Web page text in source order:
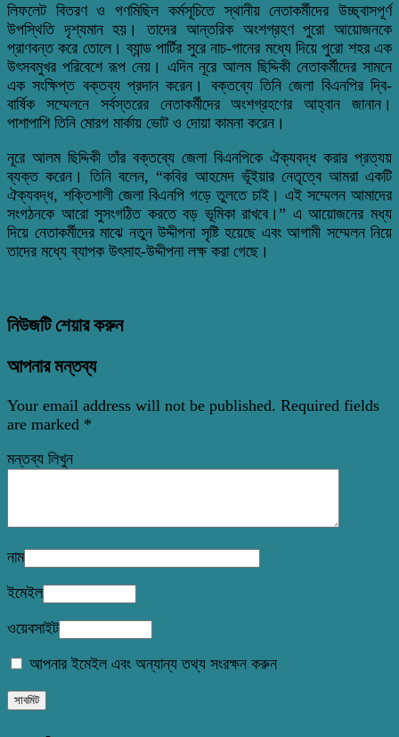
লিফলেট বিতরণ ও গণমিছিল কর্মসূচিতে স্থানীয় নেতাকর্মীদের উচ্ছ্বাসপূর্ণ
উপস্থিতি দৃশ্যমান হয়। তাদের আন্তরিক অংশগ্রহণ পুরো আয়োজনকে
প্রাণবন্ত করে তোলে। ব্যান্ড পার্টির সুরে নাচ-গানের মধ্যে দিয়ে পুরো শহর এক
উৎসবমুখর পরিবেশে রূপ নেয়। এদিন নূরে আলম ছিদ্দিকী নেতাকর্মীদের সামনে
এক সংক্ষিপ্ত বক্তব্য প্রদান করেন। বক্তব্যে তিনি জেলা বিএনপির দ্বি-
বার্ষিক সম্মেলনে সর্বস্তরের নেতাকর্মীদের অংশগ্রহণের আহ্বান জানান।
পাশাপাশি তিনি মোরগ মার্কায় ভোট ও দোয়া কামনা করেন।
নূরে আলম ছিদ্দিকী তাঁর বক্তব্যে জেলা বিএনপিকে ঐক্যবদ্ধ করার প্রত্যয়
ব্যক্ত করেন। তিনি বলেন, “কবির আহমেদ ভূঁইয়ার নেতৃত্বে আমরা একটি
ঐক্যবদ্ধ, শক্তিশালী জেলা বিএনপি গড়ে তুলতে চাই। এই সম্মেলন আমাদের
সংগঠনকে আরো সুসংগঠিত করতে বড় ভূমিকা রাখবে।” এ আয়োজনের মধ্য
দিয়ে নেতাকর্মীদের মাঝে নতুন উদ্দীপনা সৃষ্টি হয়েছে এবং আগামী সম্মেলন নিয়ে
তাদের মধ্যে ব্যাপক উৎসাহ-উদ্দীপনা লক্ষ করা গেছে।
নিউজটি শেয়ার করুন
আপনার মন্তব্য
Your email address will not be published. Required fields
are marked *
মন্তব্য লিখুন
নাম
ইমেইল
ওয়েবসাইট
আপনার ইমেইল এবং অন্যান্য তথ্য সংরক্ষন করুন